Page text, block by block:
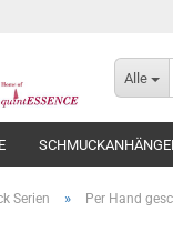
Alle
Serien » Per Hand